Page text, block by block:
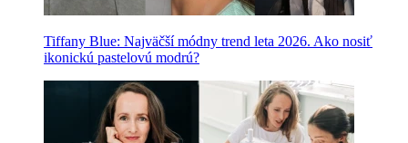
Tiffany Blue: Najväčší módny trend leta 2026. Ako nosiť
ikonickú pastelovú modrú?